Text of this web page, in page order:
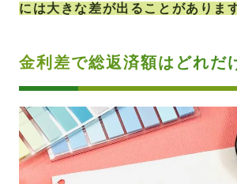
には大きな差が出ることがありま
金利差で総返済額はどれだ